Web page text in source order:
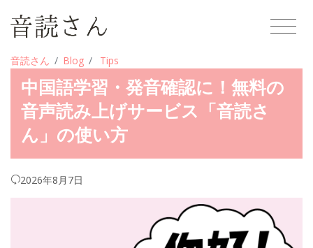
音読さん Blog Tips
中国語学習・発音確認に！無料の
音声読み上げサービス「音読さ
ん」の使い方
2026年8月7日